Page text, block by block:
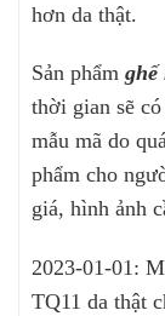
hơn da thật.
Sản phẩm ghế
thời gian sẽ
mẫu mã do
phẩm cho
giá, hình ảnh
2023-01-01:
TQ11 da thật